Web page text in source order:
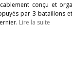
conçu et
par 3 bataillons
Lire la suite